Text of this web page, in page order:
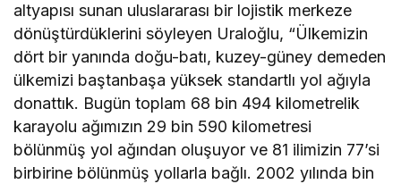
altyapısı sunan uluslararası bir lojistik merkeze
dönüştürdüklerini söyleyen Uraloğlu, “Ülkemizin
dört bir yanında doğu-batı, kuzey-güney demeden
ülkemizi baştanbaşa yüksek standartlı yol ağıyla
donattık. Bugün toplam 68 bin 494 kilometrelik
karayolu ağımızın 29 bin 590 kilometresi
bölünmüş yol ağından oluşuyor ve 81 ilimizin 77’si
birbirine bölünmüş yollarla bağlı. 2002 yılında bin